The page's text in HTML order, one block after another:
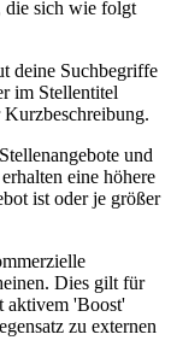
die sich wie folgt
deine Suchbegriffe
im Stellentitel
und
eine höhere
ist oder je größer
Dies gilt für
aktivem 'Boost'
zu externen